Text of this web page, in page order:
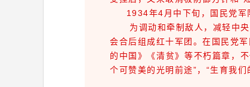
1934年4月中下旬，国民党军队
为调动和牵制敌人，减轻中央
会合后组成红十军团。在国民党
的中国》《清贫》等不朽篇章，
个可赞美的光明前途”，“生育我